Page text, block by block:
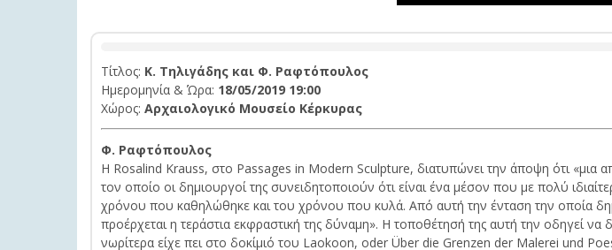
Τίτλος: Κ. Τηλιγάδης και Φ. Ραφτόπουλος
Ημερομηνία & Ώρα: 18/05/2019 19:00
Χώρος: Αρχαιολογικό Μουσείο Κέρκυρας
Φ. Ραφτόπουλος
Η Rosalind Krauss, στο Passages in Modern Sculpture, διατυπώνει την άποψη ότι «μια
τον οποίο οι δημιουργοί της συνειδητοποιούν ότι είναι ένα μέσον που με πολύ
χρόνου που καθηλώθηκε και του χρόνου που κυλά. Από αυτή την ένταση την οποία
προέρχεται η τεράστια εκφραστική της δύναμη». Η τοποθέτησή της αυτή την οδηγεί να
νωρίτερα είχε πει στο δοκίμιό του Laokoon, oder Über die Grenzen der Malerei und